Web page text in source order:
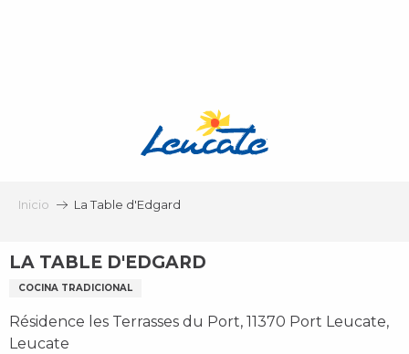
Inicio La Table d'Edgard
LA TABLE D'EDGARD
COCINA TRADICIONAL
Résidence les Terrasses du Port, 11370 Port Leucate,
Leucate